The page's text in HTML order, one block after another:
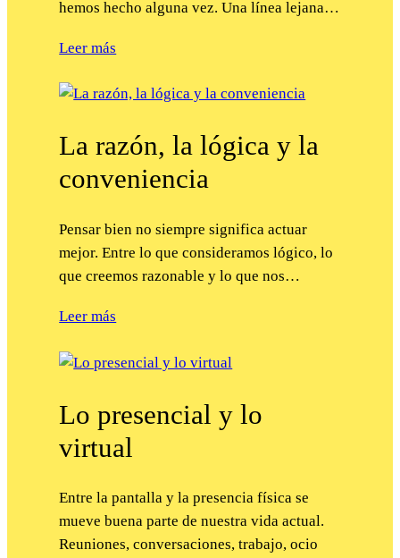
hemos hecho alguna vez. Una línea lejana…
Leer más
La razón, la lógica y la
conveniencia
Pensar bien no siempre significa actuar
mejor. Entre lo que consideramos lógico, lo
que creemos razonable y lo que nos…
Leer más
Lo presencial y lo
virtual
Entre la pantalla y la presencia física se
mueve buena parte de nuestra vida actual.
Reuniones, conversaciones, trabajo, ocio